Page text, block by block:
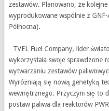
zestawów. Planowano, że
wyprodukowane wspólnie z
Północna).
- TVEL Fuel Company, lider
wykorzystała swoje sprawdzone
wytwarzaniu zestawów
Wyróżniają się nową genetyką
wewnętrznego. Przyczyni się to
postaw paliwa dla reaktorów